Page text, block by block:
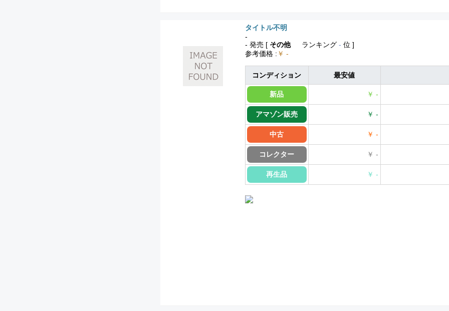
タイトル不明
-
- 発売 [ その他 ランキング - 位 ]
参考価格 : ￥ -
コンディション 最安値
新品 ￥ -
アマゾン販売 ￥ -
中古 ￥ -
コレクター ￥ -
再生品 ￥ -